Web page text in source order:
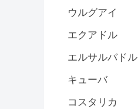
ウルグアイ
エクアドル
エルサルバドル
キューバ
コスタリカ